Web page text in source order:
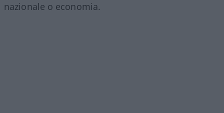
nazionale o economia.